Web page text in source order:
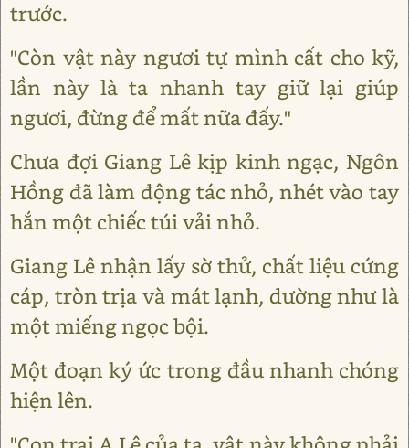
trước.
"Còn vật này ngươi tự mình cất cho kỹ,
lần này là ta nhanh tay giữ lại giúp
ngươi, đừng để mất nữa đấy."
Chưa đợi Giang Lê kịp kinh ngạc, Ngôn
Hồng đã làm động tác nhỏ, nhét vào tay
hắn một chiếc túi vải nhỏ.
Giang Lê nhận lấy sờ thử, chất liệu cứng
cáp, tròn trịa và mát lạnh, dường như là
một miếng ngọc bội.
Một đoạn ký ức trong đầu nhanh chóng
hiện lên.